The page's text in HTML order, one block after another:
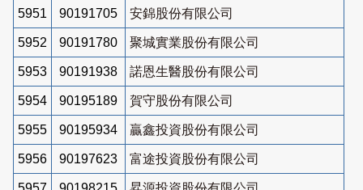
5951 90191705 安錦股份有限公司
5952 90191780 聚城實業股份有限公司
5953 90191938 諾恩生醫股份有限公司
5954 90195189 賀守股份有限公司
5955 90195934 贏鑫投資股份有限公司
5956 90197623 富途投資股份有限公司